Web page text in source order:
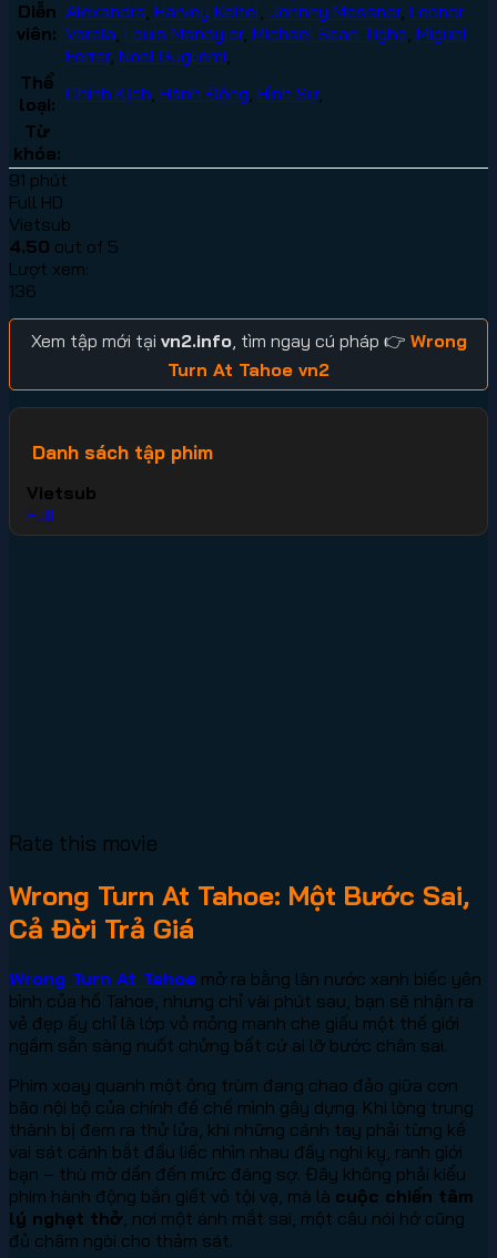
Diễn
viên:
Alexandra Harvey Keitel Johnny Messner, Leonor
Varela Louis Mandylor, Michael Sean Tighe Miguel
Ferrer, Noel Gugliemi
Thể
loại: Chính Kịch Hành Động Hình Sự
Từ
khóa:
91 phút
Full HD
Vietsub
4.50 out of 5
Lượt xem:
136
Xem tập mới tại vn2.info, tìm ngay cú pháp 👉 Wrong
Turn At Tahoe vn2
Danh sách tập phim
Vietsub
Full
Rate this movie
Wrong Turn At Tahoe: Một Bước Sai,
Cả Đời Trả Giá
Wrong Turn At Tahoe mở ra bằng làn nước xanh biếc yên
bình của hồ Tahoe, nhưng chỉ vài phút sau, bạn sẽ nhận ra
vẻ đẹp ấy chỉ là lớp vỏ mỏng manh che giấu một thế giới
ngầm sẵn sàng nuốt chửng bất cứ ai lỡ bước chân sai.
Phim xoay quanh một ông trùm đang chao đảo giữa cơn
bão nội bộ của chính đế chế mình gây dựng. Khi lòng trung
thành bị đem ra thử lửa, khi những cánh tay phải từng kề
vai sát cánh bắt đầu liếc nhìn nhau đầy nghi kỵ, ranh giới
bạn – thù mờ dần đến mức đáng sợ. Đây không phải kiểu
phim hành động bắn giết vô tội vạ, mà là cuộc chiến tâm
lý nghẹt thở , nơi một ánh mắt sai, một câu nói hớ cũng
đủ châm ngòi cho thảm sát.